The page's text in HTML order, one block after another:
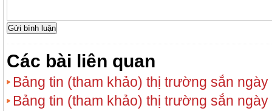
Các bài liên quan
Bảng tin (tham khảo) thị trường sắn
Bảng tin (tham khảo) thị trường sắn